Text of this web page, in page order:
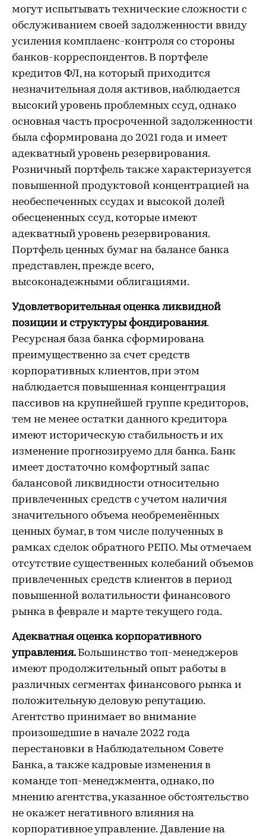
могут испытывать технические сложности с
обслуживанием своей задолженности ввиду
усиления комплаенс-контроля со стороны
банков-корреспондентов. В портфеле
кредитов ФЛ, на который приходится
незначительная доля активов, наблюдается
высокий уровень проблемных ссуд, однако
основная часть просроченной задолженности
была сформирована до 2021 года и имеет
адекватный уровень резервирования.
Розничный портфель также характеризуется
повышенной продуктовой концентрацией на
необеспеченных ссудах и высокой долей
обесцененных ссуд, которые имеют
адекватный уровень резервирования.
Портфель ценных бумаг на балансе банка
представлен, прежде всего,
высоконадежными облигациями.
Удовлетворительная оценка ликвидной
позиции и структуры фондирования.
Ресурсная база банка сформирована
преимущественно за счет средств
корпоративных клиентов, при этом
наблюдается повышенная концентрация
пассивов на крупнейшей группе кредиторов,
тем не менее остатки данного кредитора
имеют историческую стабильность и их
изменение прогнозируемо для банка. Банк
имеет достаточно комфортный запас
балансовой ликвидности относительно
привлеченных средств с учетом наличия
значительного объема необременённых
ценных бумаг, в том числе полученных в
рамках сделок обратного РЕПО. Мы отмечаем
отсутствие существенных колебаний объемов
привлеченных средств клиентов в период
повышенной волатильности финансового
рынка в феврале и марте текущего года.
Адекватная оценка корпоративного
управления. Большинство топ-менеджеров
имеют продолжительный опыт работы в
различных сегментах финансового рынка и
положительную деловую репутацию.
Агентство принимает во внимание
произошедшие в начале 2022 года
перестановки в Наблюдательном Совете
Банка, а также кадровые изменения в
команде топ-менеджмента, однако, по
мнению агентства, указанное обстоятельство
не окажет негативного влияния на
корпоративное управление. Давление на